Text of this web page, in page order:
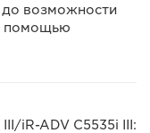
до возможности
помощью
iR-ADV C5535i III: